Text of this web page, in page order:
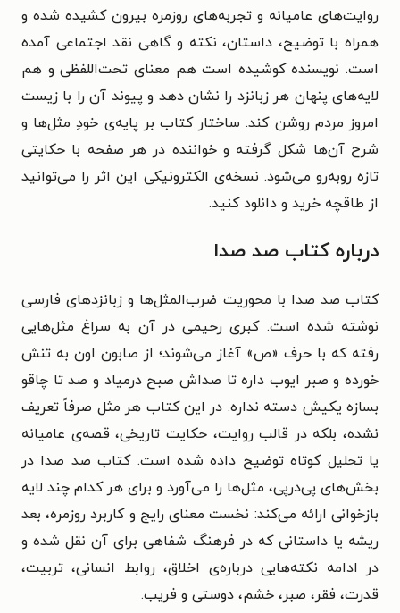
روایت‌های عامیانه و تجربه‌های روزمره بیرون کشیده شده و
همراه با توضیح، داستان، نکته و گاهی نقد اجتماعی آمده
است. نویسنده کوشیده است هم معنای تحت‌اللفظی و هم
لایه‌های پنهان هر زبانزد را نشان دهد و پیوند آن را با زیست
امروز مردم روشن کند. ساختار کتاب بر پایه‌ی خودِ مثل‌ها و
شرح آن‌ها شکل گرفته و خواننده در هر صفحه با حکایتی
تازه روبه‌رو می‌شود. نسخه‌ی الکترونیکی این اثر را می‌توانید
از طاقچه خرید و دانلود کنید.
درباره کتاب صد صدا
کتاب صد صدا با محوریت ضرب‌المثل‌ها و زبانزدهای فارسی
نوشته شده است. کبری رحیمی در آن به سراغ مثل‌هایی
رفته که با حرف «ص» آغاز می‌شوند؛ از صابون اون به تنش
خورده و صبر ایوب داره تا صداش صبح درمیاد و صد تا چاقو
بسازه یکیش دسته نداره. در این کتاب هر مثل صرفاً تعریف
نشده، بلکه در قالب روایت، حکایت تاریخی، قصه‌ی عامیانه
یا تحلیل کوتاه توضیح داده شده است. کتاب صد صدا در
بخش‌های پی‌درپی، مثل‌ها را می‌آورد و برای هر کدام چند لایه
بازخوانی ارائه می‌کند: نخست معنای رایج و کاربرد روزمره، بعد
ریشه یا داستانی که در فرهنگ شفاهی برای آن نقل شده و
در ادامه نکته‌هایی درباره‌ی اخلاق، روابط انسانی، تربیت،
قدرت، فقر، صبر، خشم، دوستی و فریب.